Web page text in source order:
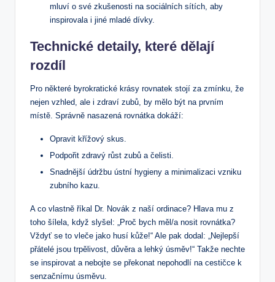
mluví o své zkušenosti na sociálních sítích, aby
inspirovala i jiné mladé dívky.
Technické detaily, které dělají
rozdíl
Pro některé byrokratické krásy rovnatek stojí za zmínku, že
nejen vzhled, ale i zdraví zubů, by mělo být na prvním
místě. Správně nasazená rovnátka dokáží:
Opravit křížový skus.
Podpořit zdravý růst zubů a čelisti.
Snadnější údržbu ústní hygieny a minimalizaci vzniku
zubního kazu.
A co vlastně říkal Dr. Novák z naší ordinace? Hlava mu z
toho šílela, když slyšel: „Proč bych měl/a nosit rovnátka?
Vždyť se to vleče jako husí kůže!“ Ale pak dodal: „Nejlepší
přátelé jsou trpělivost, důvěra a lehký úsměv!“ Takže nechte
se inspirovat a nebojte se překonat nepohodlí na cestičce k
senzačnímu úsměvu.